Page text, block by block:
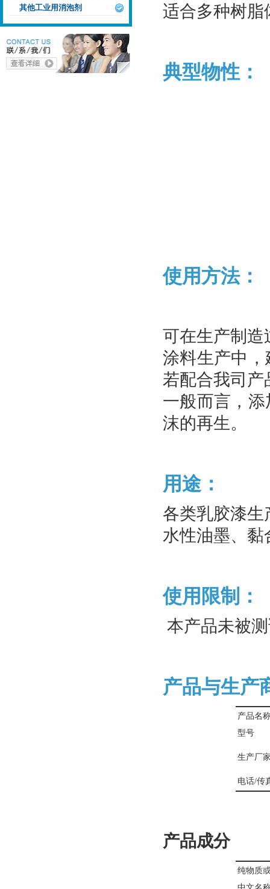
其他工业用消泡剂
适合多种树脂
典型物性：
使用方法：
可在生产制造
涂料生产中，
若配合我司产
一般而言，添
沫的再生。
用途：
各类乳胶漆生
水性油墨、黏
使用限制：
本产品未被
产品与生产
产品名
型号
生产厂
电话/传
产品成分
纯物质